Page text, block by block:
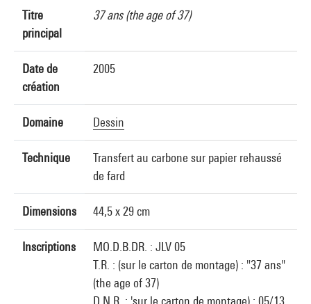
Titre
principal
37 ans (the age of 37)
Date de
création
2005
Domaine Dessin
Technique
Transfert au carbone sur papier rehaussé
de fard
Dimensions 44,5 x 29 cm
Inscriptions
MO.D.B.DR. : JLV 05
T.R. : (sur le carton de montage) : "37 ans"
(the age of 37)
D.N.R. : 'sur le carton de montage) : 05/13